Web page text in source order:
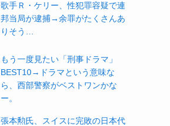
歌手Ｒ・ケリー、性犯罪容疑で連
邦当局が逮捕→余罪がたくさんあ
りそう…
もう一度見たい「刑事ドラマ」
BEST10→ドラマという意味な
ら、西部警察がベストワンかな
ー。
張本勲氏、スイスに完敗の日本代